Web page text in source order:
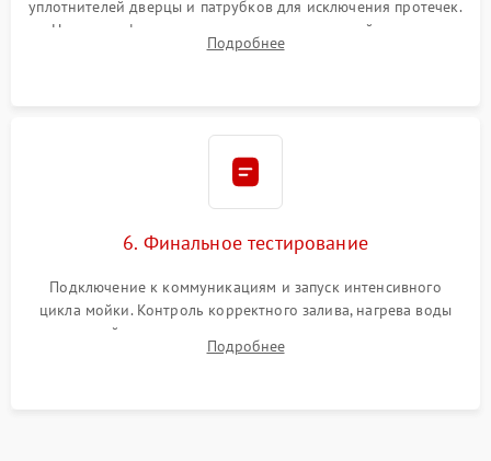
уплотнителей дверцы и патрубков для исключения протечек.
Надежная фиксация хомутов гидравлической системы,
сборка корпуса и установка датчика поплавка.
Подробнее
6. Финальное тестирование
Подключение к коммуникациям и запуск интенсивного
цикла мойки. Контроль корректного залива, нагрева воды
до нужной температуры, отсутствия посторонних шумов,
штатного слива и абсолютной сухости в поддоне.
Подробнее